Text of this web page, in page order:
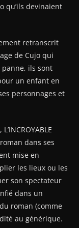
qu’ils devinaient
retranscrit
de Cujo qui
panne, ils sont
un enfant en
personnages et
dans ses
mise en
les lieux ou les
son spectateur
dans un
roman (comme
au générique.